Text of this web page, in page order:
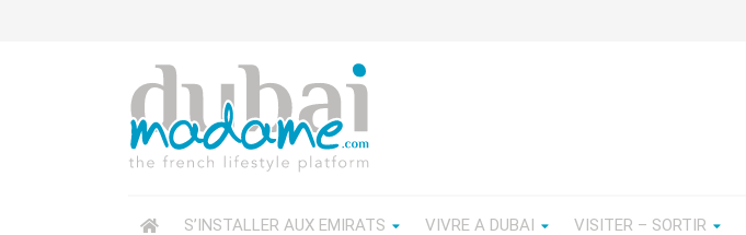
S’INSTALLER AUX EMIRATS VIVRE A DUBAI VISITER – SORTIR